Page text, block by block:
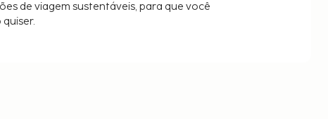
de viagem sustentáveis, para que você